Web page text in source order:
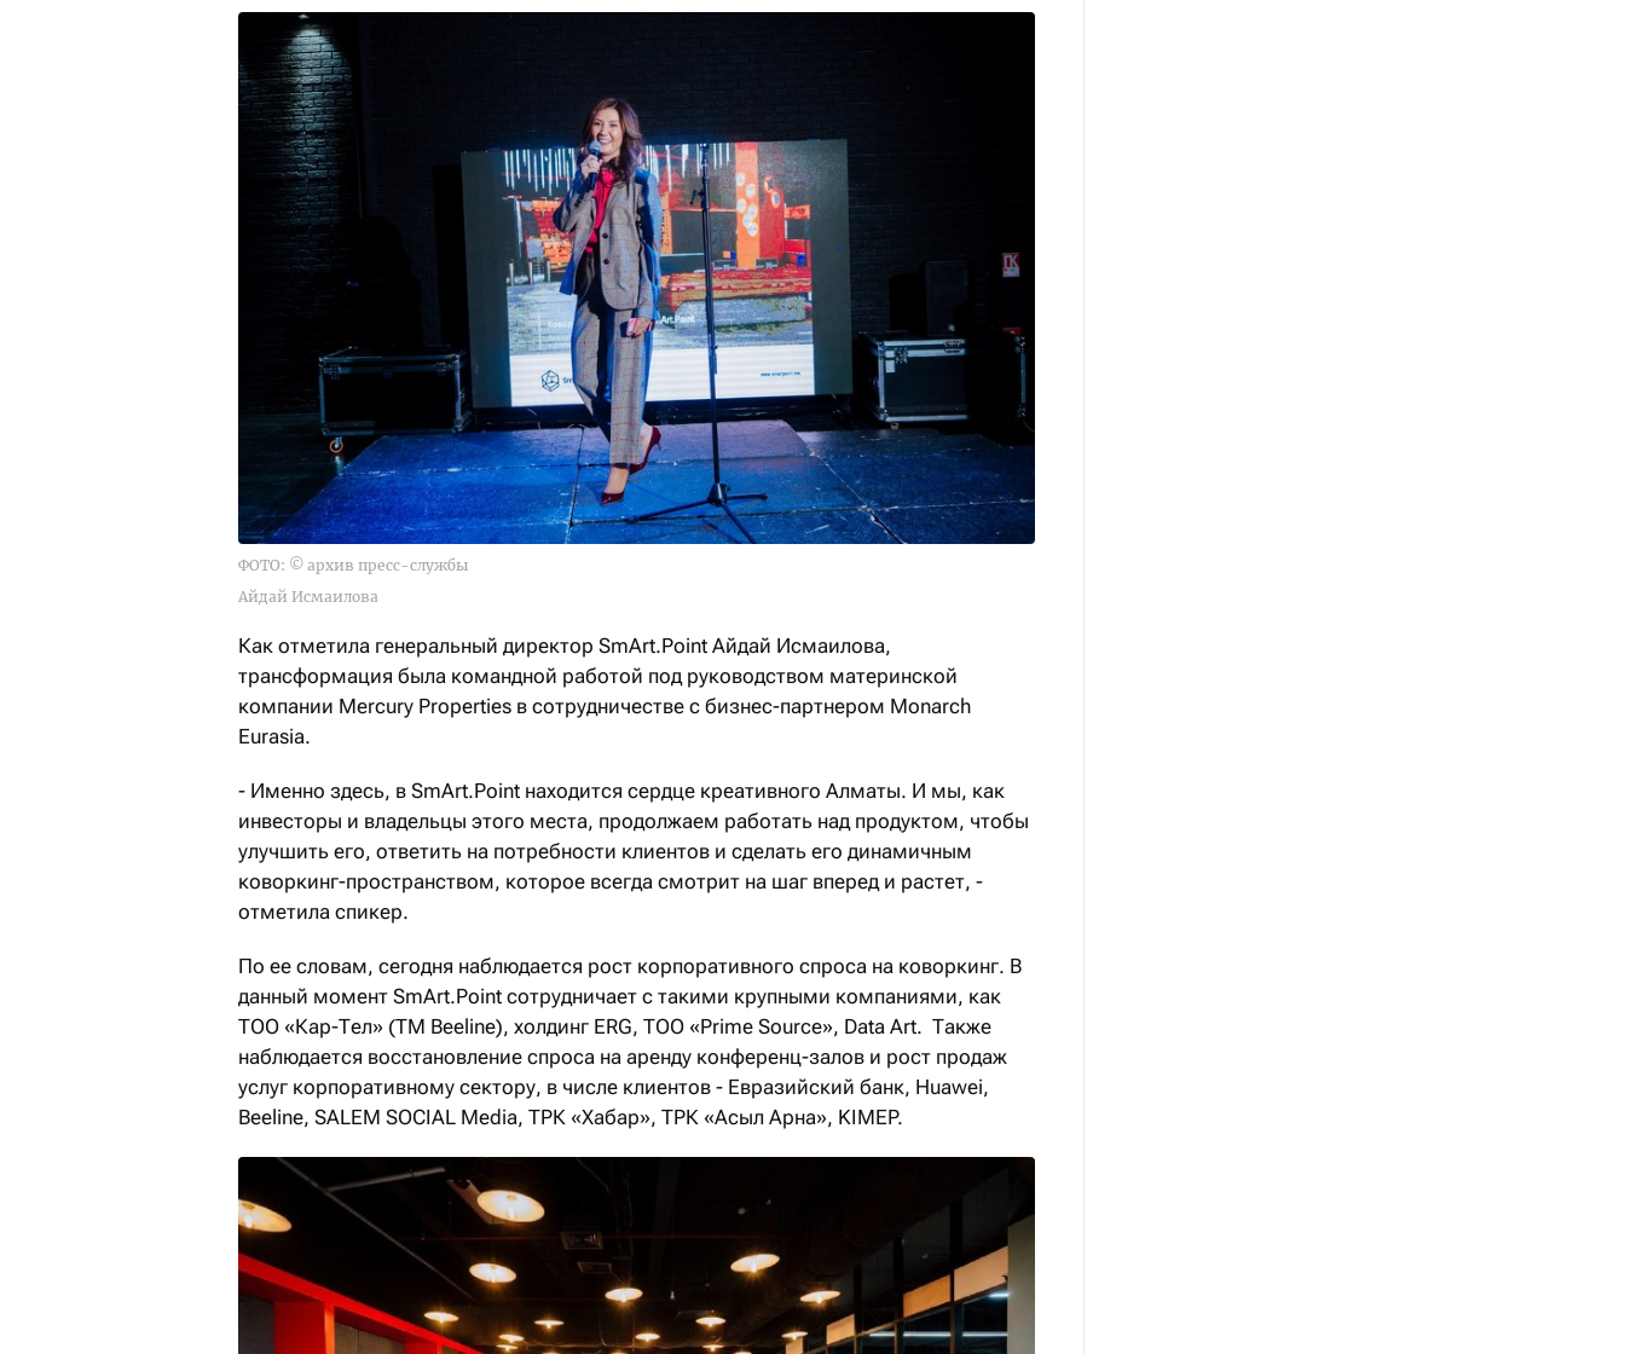
ФОТО: © архив пресс-службы
Айдай Исмаилова
Как отметила генеральный директор SmArt.Point Айдай Исмаилова,
трансформация была командной работой под руководством материнской
компании Mercury Properties в сотрудничестве с бизнес-партнером Monarch
Eurasia.
- Именно здесь, в SmArt.Point находится сердце креативного Алматы. И мы, как
инвесторы и владельцы этого места, продолжаем работать над продуктом, чтобы
улучшить его, ответить на потребности клиентов и сделать его динамичным
коворкинг-пространством, которое всегда смотрит на шаг вперед и растет, -
отметила спикер.
По ее словам, сегодня наблюдается рост корпоративного спроса на коворкинг. В
данный момент SmArt.Point сотрудничает с такими крупными компаниями, как
ТОО «Кар-Тел» (ТМ Beeline), холдинг ERG, ТОО «Prime Source», Data Art. Также
наблюдается восстановление спроса на аренду конференц-залов и рост продаж
услуг корпоративному сектору, в числе клиентов - Евразийский банк, Huawei,
Beeline, SALEM SOCIAL Media, ТРК «Хабар», ТРК «Асыл Арна», KIMEP.